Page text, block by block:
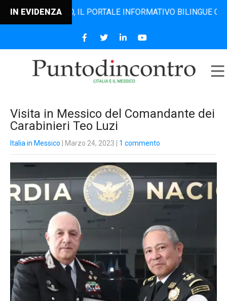
IN EVIDENZAIL PORTALE INFORMATIVO BILINGUE CHE
Visita in Messico del Comandante dei
Carabinieri Teo Luzi
Italia in Messico | Marzo 24, 2023 1 commento